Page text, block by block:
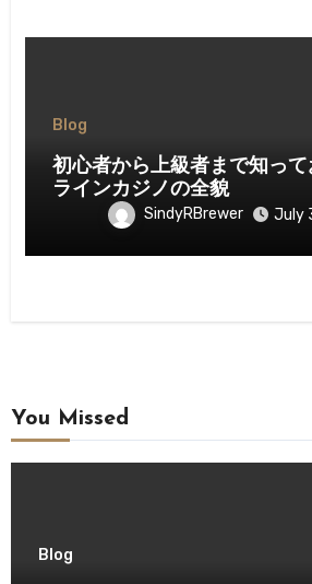
Blog
初心者から上級者まで知っ
ラインカジノの全貌
SindyRBrewer July
You Missed
Blog